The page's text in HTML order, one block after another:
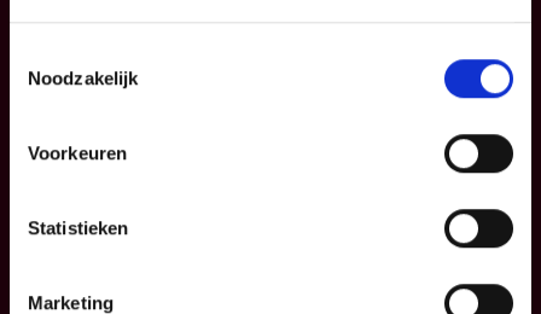
Noodzakelijk
Voorkeuren
Statistieken
Marketing
beleggen
Info
Informatiefiches